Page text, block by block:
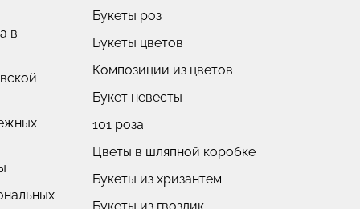
в
Букеты роз
Букеты цветов
Композиции из цветов
Букет невесты
101 роза
Цветы в шляпной коробке
Букеты из хризантем